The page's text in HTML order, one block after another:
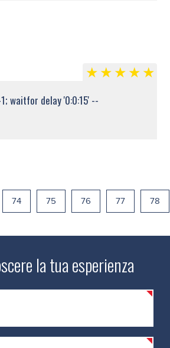
1; waitfor delay '0:0:15' --
74 75 76 77 78
la tua esperienza